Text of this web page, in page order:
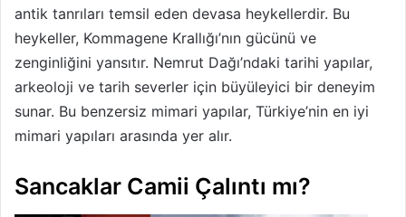
antik tanrıları temsil eden devasa heykellerdir. Bu
heykeller, Kommagene Krallığı’nın gücünü ve
zenginliğini yansıtır. Nemrut Dağı’ndaki tarihi yapılar,
arkeoloji ve tarih severler için büyüleyici bir deneyim
sunar. Bu benzersiz mimari yapılar, Türkiye’nin en iyi
mimari yapıları arasında yer alır.
Sancaklar Camii Çalıntı mı?